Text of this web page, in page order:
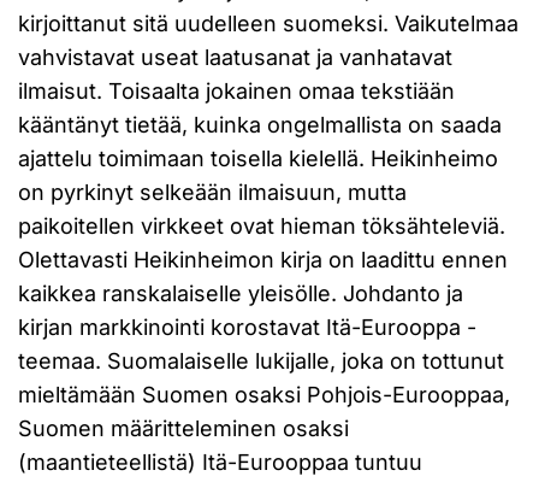
kirjoittanut sitä uudelleen suomeksi. Vaikutelmaa
vahvistavat useat laatusanat ja vanhatavat
ilmaisut. Toisaalta jokainen omaa tekstiään
kääntänyt tietää, kuinka ongelmallista on saada
ajattelu toimimaan toisella kielellä. Heikinheimo
on pyrkinyt selkeään ilmaisuun, mutta
paikoitellen virkkeet ovat hieman töksähteleviä.
Olettavasti Heikinheimon kirja on laadittu ennen
kaikkea ranskalaiselle yleisölle. Johdanto ja
kirjan markkinointi korostavat Itä-Eurooppa -
teemaa. Suomalaiselle lukijalle, joka on tottunut
mieltämään Suomen osaksi Pohjois-Eurooppaa,
Suomen määritteleminen osaksi
(maantieteellistä) Itä-Eurooppaa tuntuu